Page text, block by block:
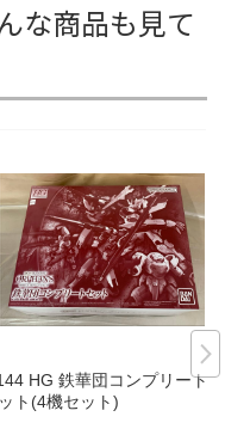
な商品も見て
HG 鉄華団コンプリート
ト(4機セット)